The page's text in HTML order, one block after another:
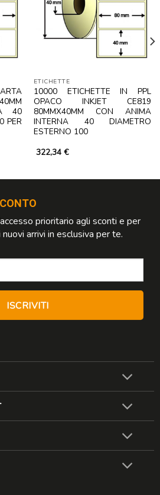
40
PER
ETICHETTE
10000 ETICHETTE IN PPL
OPACO INKJET CE819
80MMX40MM CON ANIMA
INTERNA 40 DIAMETRO
ESTERNO 100
322,34 €
prioritario agli sconti e per
arrivi in esclusiva per te.